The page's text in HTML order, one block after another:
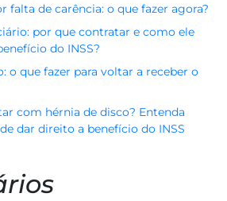
falta de carência: o que fazer agora?
por que contratar e como ele
do INSS?
o que fazer para voltar a receber o
com hérnia de disco? Entenda
dar direito a benefício do INSS